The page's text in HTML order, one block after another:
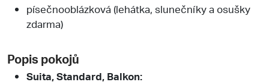
písečnooblázková (lehátka, slunečníky a osušky
zdarma)
Popis pokojů
Suita, Standard, Balkon: